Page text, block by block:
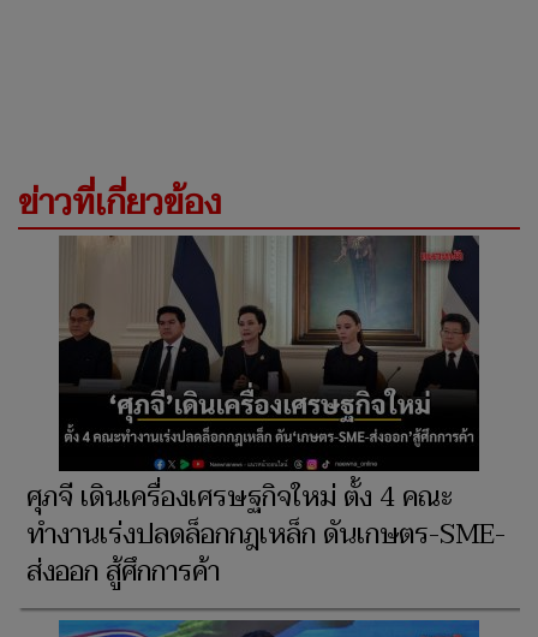
ข่าวที่เกี่ยวข้อง
ศุภจี เดินเครื่องเศรษฐกิจใหม่ ตั้ง 4 คณะ
ทำงานเร่งปลดล็อกกฎเหล็ก ดันเกษตร-SME-
ส่งออก สู้ศึกการค้า